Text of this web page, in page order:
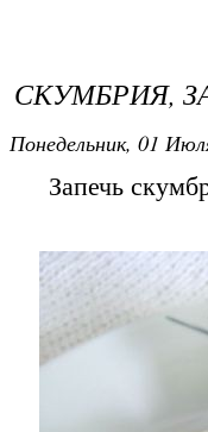
СКУМБРИЯ,
Понедельник, 01
Запечь